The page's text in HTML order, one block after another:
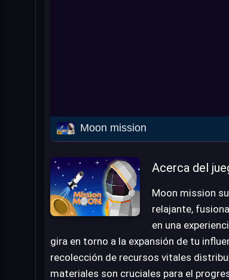
Moon mission
Acerca del
Moon mission
relajante,
en una
gira en torno a la expansión de tu
recolección de recursos vitales
materiales son cruciales para el